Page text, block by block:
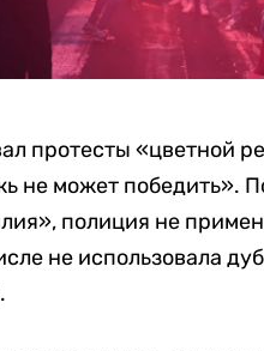
протесты «цветной
не может победить».
полиция не
не использовала